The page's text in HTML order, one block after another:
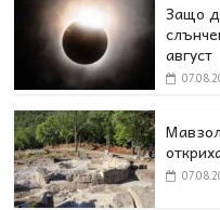
Защо
август